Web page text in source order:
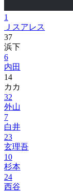
1
Ｊスアレス
37
浜下
6
内田
14
カカ
32
外山
7
白井
23
玄理吾
10
杉本
24
西谷